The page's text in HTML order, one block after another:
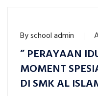
Byschool admin
” PERAYAAN
MOMENT
DI SMK AL